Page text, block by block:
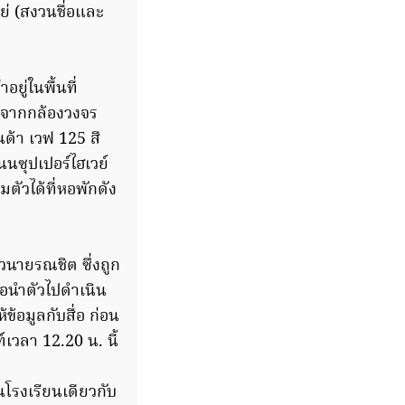
(สงวนชื่อและ
อยู่ในพื้นที่
กกล้องวงจร
า เวฟ 125 สี
ปเปอร์ไฮเวย์
ตัวได้ที่หอพักดัง
นายรณชิต ซึ่งถูก
ำตัวไปดำเนิน
ข้อมูลกับสื่อ ก่อน
วลา 12.20 น. นี้
งเรียนเดียวกับ